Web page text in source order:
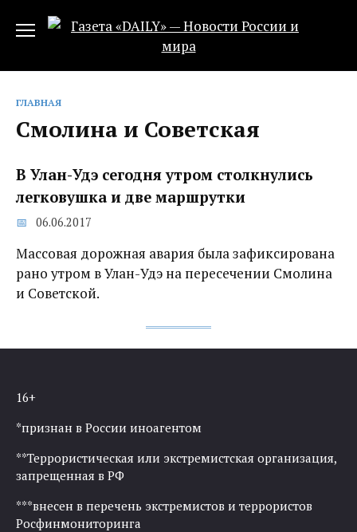
ГЛАВНАЯ
Смолина и Советская
В Улан-Удэ сегодня утром столкнулись
легковушка и две маршрутки
06.06.2017
Массовая дорожная авария была зафиксирована
рано утром в Улан-Удэ на пересечении Смолина
и Советской.
16+
*признан в России иноагентом
**Террористическая или экстремистская организация,
запрещенная в РФ
***внесен в перечень экстремистов и террористов
Росфинмониторинга